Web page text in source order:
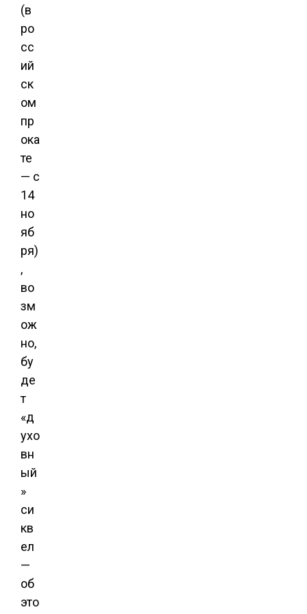
(в
ро
сс
ий
ск
ом
пр
ока
те
— с
14
но
яб
ря)
,
во
зм
ож
но,
бу
де
т
«д
ухо
вн
ый
»
си
кв
ел
—
об
это